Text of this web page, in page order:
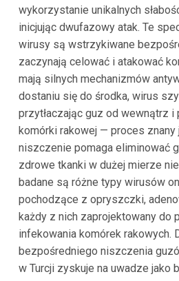
wykorzystanie unikalnych
inicjując dwufazowy atak. Te
wirusy są wstrzykiwane
zaczynają celować i atakować
mają silnych mechanizmów
dostaniu się do środka, wirus
przytłaczając guz od wewnątrz i
komórki rakowej — proces znany
niszczenie pomaga eliminować
zdrowe tkanki w dużej mierze
badane są różne typy wirusów
pochodzące z opryszczki,
każdy z nich zaprojektowany do
infekowania komórek rakowych.
bezpośredniego niszczenia
w Turcji zyskuje na uwadze jako